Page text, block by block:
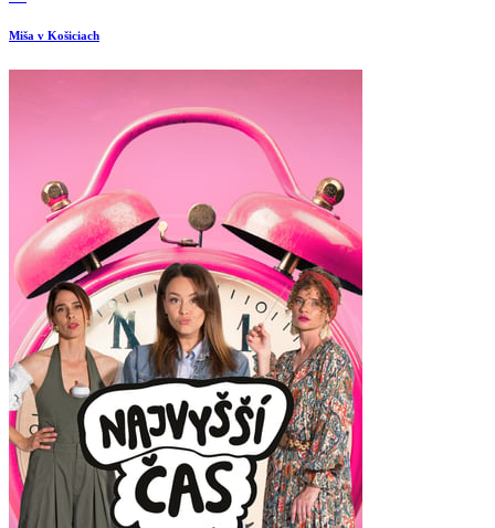
Miša v Košiciach